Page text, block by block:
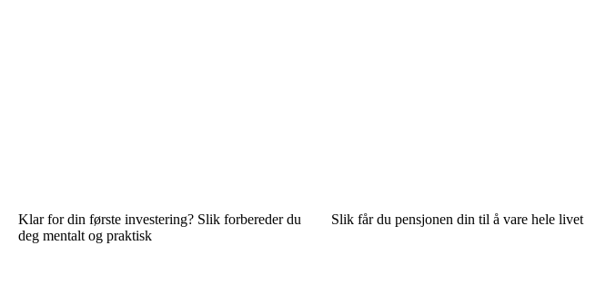
Klar for din første investering? Slik forbereder du
deg mentalt og praktisk
Slik får du pensjonen din til å vare hele livet